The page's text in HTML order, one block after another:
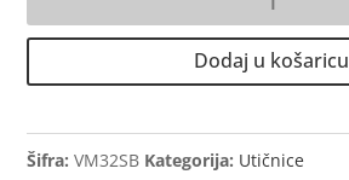
talijanska
16A
2P+E
Dodaj u košaricu
Šifra:VM32SB Kategorija: Utičnice